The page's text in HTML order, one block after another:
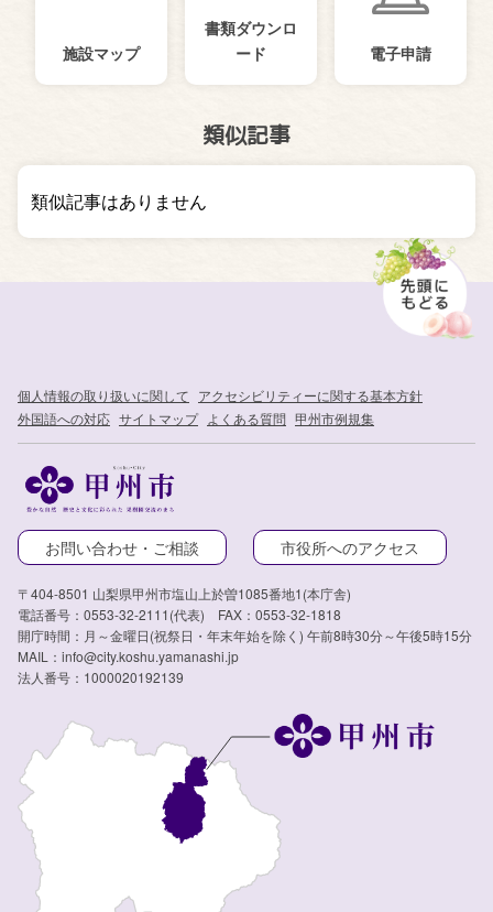
施設マップ
書類ダウンロ
ード
電子申請
類似記事
類似記事はありません
個人情報の取り扱いに関して アクセシビリティーに関する基本方針
外国語への対応 サイトマップ よくある質問 甲州市例規集
お問い合わせ・ご相談 市役所へのアクセス
〒404-8501 山梨県甲州市塩山上於曽1085番地1(本庁舎)
電話番号：0553-32-2111(代表) FAX：0553-32-1818
開庁時間：月～金曜日(祝祭日・年末年始を除く) 午前8時30分～午後5時15分
MAIL：info@city.koshu.yamanashi.jp
法人番号：1000020192139